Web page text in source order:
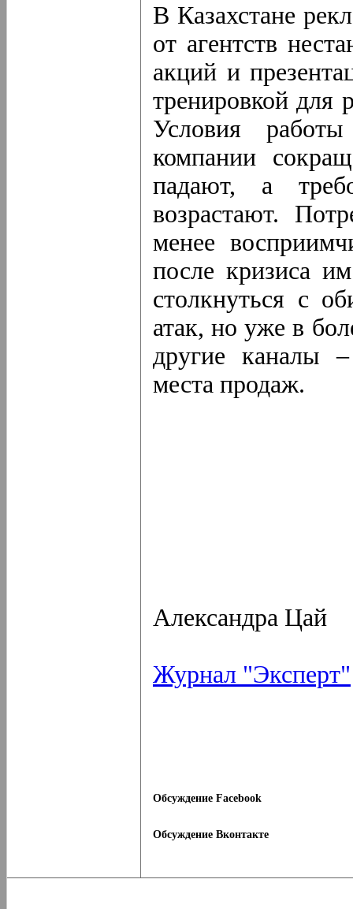
В Казахстане
от агентств
акций и
тренировкой для
Условия
компании
падают, а
возрастают.
менее
после кризиса
столкнуться с
атак, но уже в
другие каналы
места продаж.
Александра Цай
Журнал "Эксперт"
Обсуждение Facebook
Обсуждение Вконтакте